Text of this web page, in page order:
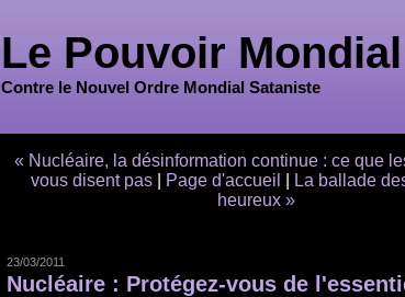
Le Pouvoir
Contre le Nouvel Ordre Mondial Sataniste
« Nucléaire, la désinformation continue : ce que
vous disent pas
Page d'accueil
La ballade
heureux »
23/03/2011
Nucléaire : Protégez-vous de